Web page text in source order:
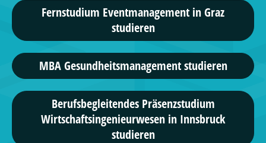
Gesundheitsmanagement, ...
8 Studiengänge
Erster Österreichischer Dachverband Legasthenie
gGmbH
Lerndidaktiker, ...
3 Studiengänge
Fernstudium Eventmanagement in Graz
studieren
MBA Gesundheitsmanagement studieren
Berufsbegleitendes Präsenzstudium
Wirtschaftsingenieurwesen in Innsbruck
studieren